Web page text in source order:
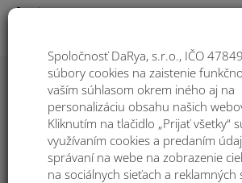
Dámska taška zo
Kbas s geometrickým
Spoločnosť DaRya, s.r.o., IČO
súbory cookies na zaistenie
vaším súhlasom okrem iného aj na
personalizáciu obsahu našich
Kliknutím na tlačidlo „Prijať všetky“
využívaním cookies a predaním
správaní na webe na zobrazenie
na sociálnych sieťach a reklamných